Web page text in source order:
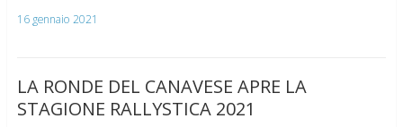
16 gennaio 2021
LA RONDE DEL CANAVESE APRE LA
STAGIONE RALLYSTICA 2021